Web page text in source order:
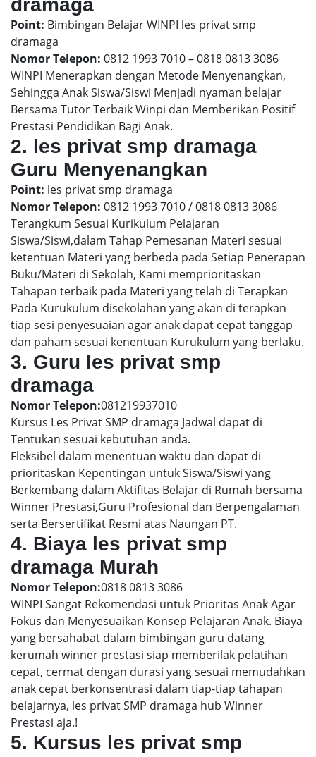
dramaga
Point: Bimbingan Belajar WINPI les privat smp
dramaga
Nomor Telepon: 0812 1993 7010 – 0818 0813 3086
WINPI Menerapkan dengan Metode Menyenangkan,
Sehingga Anak Siswa/Siswi Menjadi nyaman belajar
Bersama Tutor Terbaik Winpi dan Memberikan Positif
Prestasi Pendidikan Bagi Anak.
2. les privat smp dramaga
Guru Menyenangkan
Point: les privat smp dramaga
Nomor Telepon: 0812 1993 7010 / 0818 0813 3086
Terangkum Sesuai Kurikulum Pelajaran
Siswa/Siswi,dalam Tahap Pemesanan Materi sesuai
ketentuan Materi yang berbeda pada Setiap Penerapan
Buku/Materi di Sekolah, Kami memprioritaskan
Tahapan terbaik pada Materi yang telah di Terapkan
Pada Kurukulum disekolahan yang akan di terapkan
tiap sesi penyesuaian agar anak dapat cepat tanggap
dan paham sesuai kenentuan Kurukulum yang berlaku.
3. Guru les privat smp
dramaga
Nomor Telepon:081219937010
Kursus Les Privat SMP dramaga Jadwal dapat di
Tentukan sesuai kebutuhan anda.
Fleksibel dalam menentuan waktu dan dapat di
prioritaskan Kepentingan untuk Siswa/Siswi yang
Berkembang dalam Aktifitas Belajar di Rumah bersama
Winner Prestasi,Guru Profesional dan Berpengalaman
serta Bersertifikat Resmi atas Naungan PT.
4. Biaya les privat smp
dramaga Murah
Nomor Telepon:0818 0813 3086
WINPI Sangat Rekomendasi untuk Prioritas Anak Agar
Fokus dan Menyesuaikan Konsep Pelajaran Anak. Biaya
yang bersahabat dalam bimbingan guru datang
kerumah winner prestasi siap memberilak pelatihan
cepat, cermat dengan durasi yang sesuai memudahkan
anak cepat berkonsentrasi dalam tiap-tiap tahapan
belajarnya, les privat SMP dramaga hub Winner
Prestasi aja.!
5. Kursus les privat smp